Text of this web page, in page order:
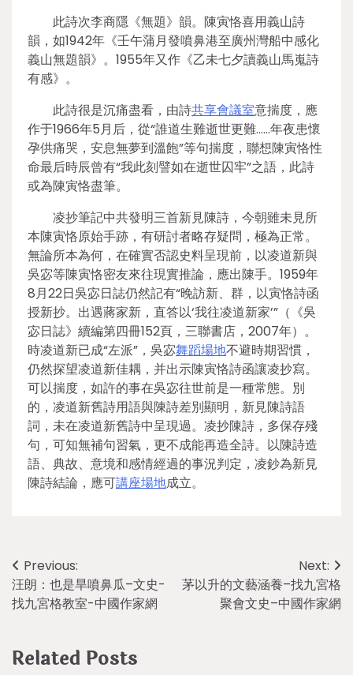
此詩次李商隱《無題》韻。陳寅恪喜用義山詩
韻，如1942年《壬午蒲月發噴鼻港至廣州灣船中感化
義山無題韻》。1955年又作《乙未七夕讀義山馬嵬詩
有感》。
此詩很是沉痛盡看，由詩共享會議室意揣度，應
作于1966年5月后，從“誰道生難逝世更難……年夜患懷
孕供痛哭，安息無夢到溫飽”等句揣度，聯想陳寅恪性
命最后時辰曾有“我此刻譬如在逝世囚牢”之語，此詩
或為陳寅恪盡筆。
凌抄筆記中共發明三首新見陳詩，今朝雖未見所
本陳寅恪原始手跡，有研討者略存疑問，極為正常。
無論所本為何，在確實否認史料呈現前，以凌道新與
吳宓等陳寅恪密友來往現實推論，應出陳手。1959年
8月22日吳宓日誌仍然記有“晚訪新、群，以寅恪詩函
授新抄。出遇蔣家新，直答以‘我往凌道新家’”（《吳
宓日誌》續編第四冊152頁，三聯書店，2007年）。
時凌道新已成“左派”，吳宓舞蹈場地不避時期習慣，
仍然探望凌道新佳耦，并出示陳寅恪詩函讓凌抄寫。
可以揣度，如許的事在吳宓往世前是一種常態。別
的，凌道新舊詩用語與陳詩差別顯明，新見陳詩語
詞，未在凌道新舊詩中呈現過。凌抄陳詩，多保存殘
句，可知無補句習氣，更不成能再造全詩。以陳詩造
語、典故、意境和感情經過的事況判定，凌鈔為新見
陳詩結論，應可講座場地成立。
Post
navigation
Previous:
汪朗：也是旱噴鼻瓜–文史-
找九宮格教室-中國作家網
Next:
茅以升的文藝涵養–找九宮格
聚會文史–中國作家網
Related Posts